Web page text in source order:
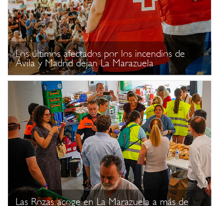
Los últimos afectados por los incendios de
Ávila y Madrid dejan La Marazuela
Las Rozas acoge en La Marazuela a más de